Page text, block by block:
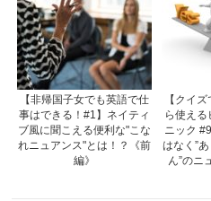
【非帰国子女でも英語で仕
事はできる！#1】ネイティ
ブ風に聞こえる便利な"こな
れニュアンス"とは！？《前
編》
【クイ
ら使える
ニック
はなく”
ん”のニ